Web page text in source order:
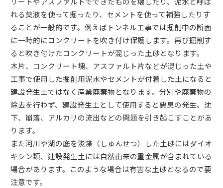
れる薬液を使って掘ったり、セメントを使って補強したりす
ることが一般的です。例えばトンネル工事では掘削中の断面
に一時的にコンクリートを吹き付け保護します。再び掘削す
ると吹き付けたコンクリートが混じった土砂となります。
木片、コンクリート塊、アスファルト片などが混じった土や
工事で使用した掘削用泥水やセメントが付着した土になると
建設発生土ではなく産業廃棄物となります。分別や廃棄物の
除去を行わず、建設発生土として使用すると悪臭の発生、沈
下、崩落、アルカリの流出などの問題を引き起こすことがあ
ります。
また河川や湖の底を浚渫（しゅんせつ）した土砂にはダイオ
キシン類、建設発生土には自然由来の重金属が含まれている
場合があります。このような場合は有害な土砂となるので要
注意です。